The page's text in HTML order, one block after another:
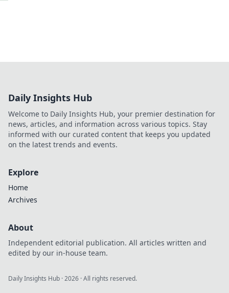
Daily Insights Hub
Welcome to Daily Insights Hub, your premier destination for
news, articles, and information across various topics. Stay
informed with our curated content that keeps you updated
on the latest trends and events.
Explore
Home
Archives
About
Independent editorial publication. All articles written and
edited by our in-house team.
Daily Insights Hub ·2026 · All rights reserved.